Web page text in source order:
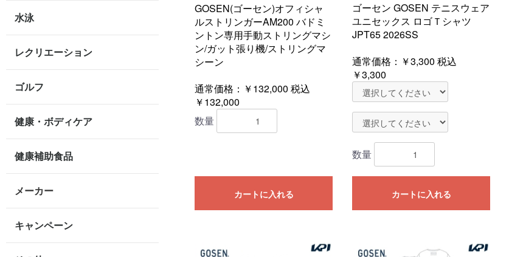
水泳
レクリエーション
ゴルフ
健康・ボディケア
健康補助食品
メーカー
キャンペーン
GOSEN(ゴーセン)オフィシャ
ルストリンガーAM200 バドミ
ントン専用手動ストリングマシ
ン/ガット張り機/ストリングマ
シーン
通常価格：￥132,000 税込
￥132,000
数量
カートに入れる
ゴーセン GOSEN テニスウェア
ユニセックス ロゴＴシャツ
JPT65 2026SS
通常価格： ￥3,300 税込
￥3,300
数量
カートに入れる